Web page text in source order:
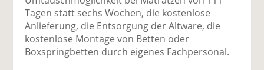
Tagen statt sechs Wochen, die kostenlose
Anlieferung, die Entsorgung der Altware, die
kostenlose Montage von Betten oder
Boxspringbetten durch eigenes Fachpersonal.